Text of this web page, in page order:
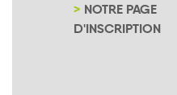
NOTRE PAGE
D'INSCRIPTION